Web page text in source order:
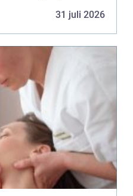
31 juli 2026